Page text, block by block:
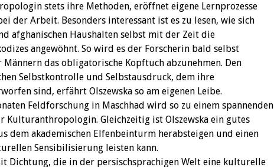
stets ihre Methoden, eröffnet eigene Lernprozesse
der Arbeit. Besonders interessant ist es zu lesen, wie sich
afghanischen Haushalten selbst mit der Zeit die
angewöhnt. So wird es der Forscherin bald selbst
Männern das obligatorische Kopftuch abzunehmen. Den
Selbstkontrolle und Selbstausdruck, dem ihre
sind, erfährt Olszewska so am eigenen Leibe.
Feldforschung in Maschhad wird so zu einem spannenden
Kulturanthropologin. Gleichzeitig ist Olszewska ein gutes
dem akademischen Elfenbeinturm herabsteigen und einen
Sensibilisierung leisten kann.
Dichtung, die in der persischsprachigen Welt eine kulturelle